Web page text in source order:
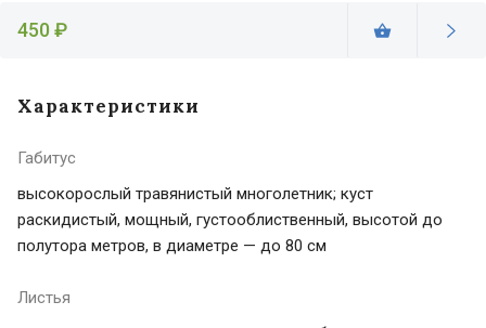
450 ₽
Характеристики
Габитус
высокорослый травянистый многолетник; куст
раскидистый, мощный, густооблиственный, высотой до
полутора метров, в диаметре — до 80 см
Листья